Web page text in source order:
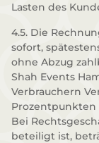
Lasten des
4.5. Die
sofort,
ohne Abzug
Shah Events
Verbrauchern
Prozentpunkten
Bei
beteiligt ist,